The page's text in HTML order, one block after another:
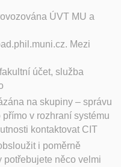
ÚVT MU a
Mezi
účet, služba
na skupiny – správu
přímo v rozhraní systému
kontaktovat CIT
i poměrně
potřebujete něco velmi